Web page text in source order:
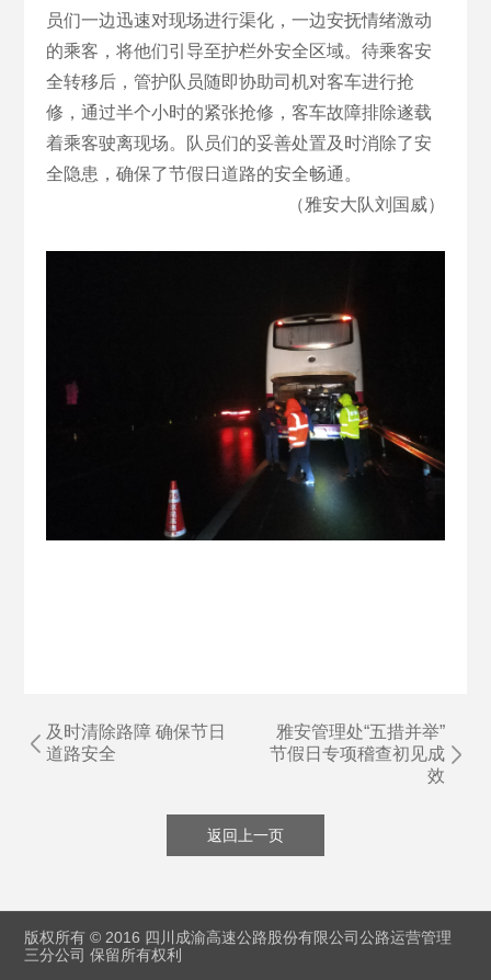
员们一边迅速对现场进行渠化，一边安抚情绪激动
的乘客，将他们引导至护栏外安全区域。待乘客安
全转移后，管护队员随即协助司机对客车进行抢
修，通过半个小时的紧张抢修，客车故障排除遂载
着乘客驶离现场。队员们的妥善处置及时消除了安
全隐患，确保了节假日道路的安全畅通。
（雅安大队刘国威）
及时清除路障 确保节日
道路安全
雅安管理处“五措并举”
节假日专项稽查初见成
效
返回上一页
版权所有 © 2016 四川成渝高速公路股份有限公司公路运营管理
三分公司 保留所有权利